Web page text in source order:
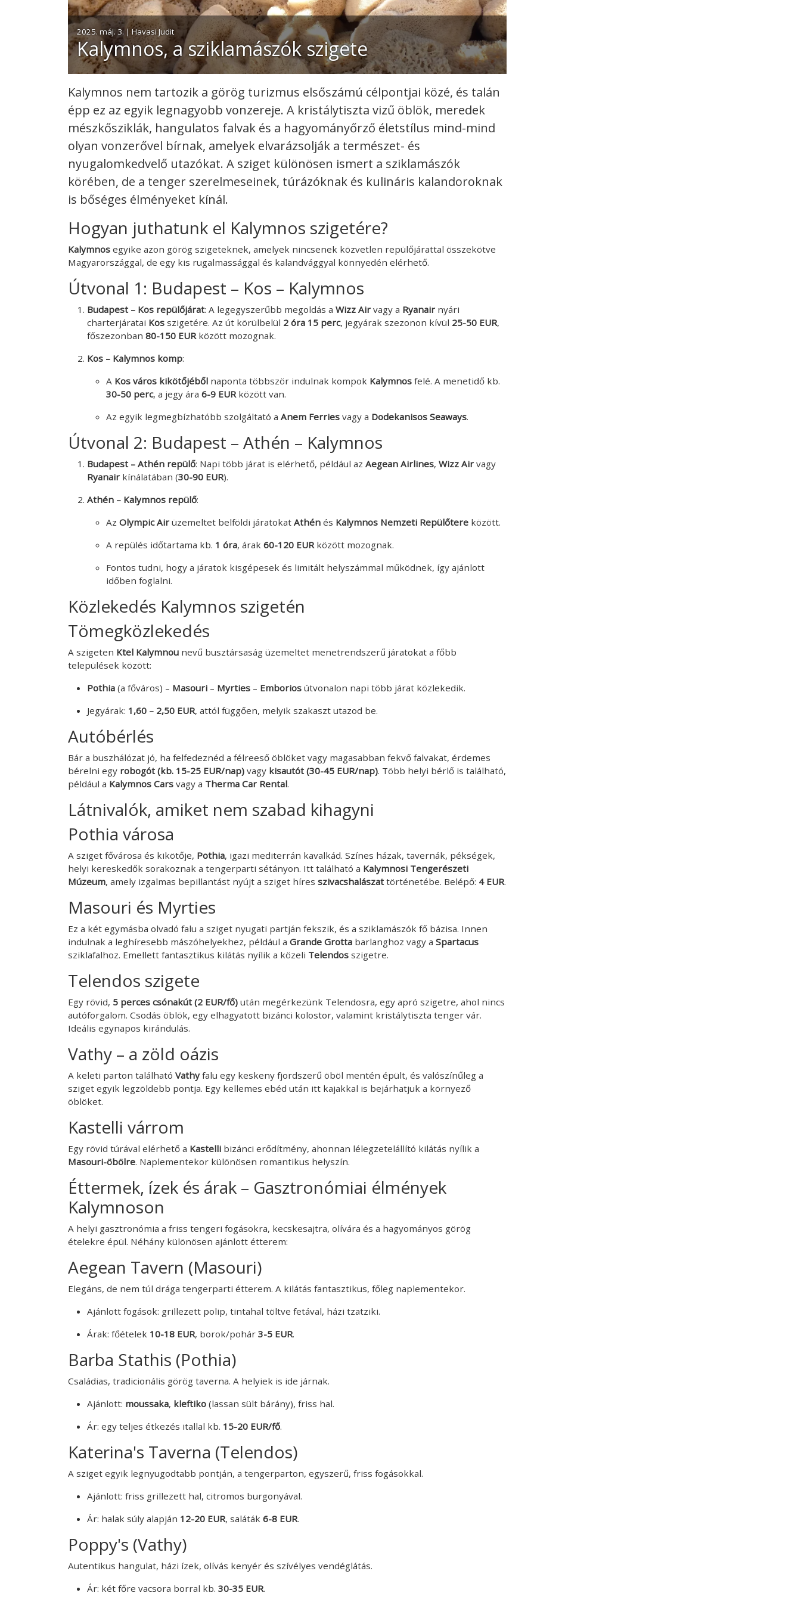
2025. máj. 3. | Havasi Judit
Kalymnos, a sziklamászók szigete
Kalymnos nem tartozik a görög turizmus elsőszámú célpontjai közé, és talán
épp ez az egyik legnagyobb vonzereje. A kristálytiszta vizű öblök, meredek
mészkősziklák, hangulatos falvak és a hagyományőrző életstílus mind-mind
olyan vonzerővel bírnak, amelyek elvarázsolják a természet- és
nyugalomkedvelő utazókat. A sziget különösen ismert a sziklamászók
körében, de a tenger szerelmeseinek, túrázóknak és kulináris kalandoroknak
is bőséges élményeket kínál.
Hogyan juthatunk el Kalymnos szigetére?
Kalymnos egyike azon görög szigeteknek, amelyek nincsenek közvetlen repülőjárattal összekötve
Magyarországgal, de egy kis rugalmassággal és kalandvággyal könnyedén elérhető.
Útvonal 1: Budapest – Kos – Kalymnos
Budapest – Kos repülőjárat: A legegyszerűbb megoldás a Wizz Air vagy a Ryanair nyári
charterjáratai Kos szigetére. Az út körülbelül 2 óra 15 perc, jegyárak szezonon kívül 25-50 EUR,
főszezonban 80-150 EURközött mozognak.
Kos – Kalymnos komp:
A Kos város kikötőjéből naponta többször indulnak kompok Kalymnos felé. A menetidő kb.
30-50 perc, a jegy ára 6-9 EURközött van.
Az egyik legmegbízhatóbb szolgáltató a Anem Ferries vagy a Dodekanisos Seaways.
Útvonal 2: Budapest – Athén – Kalymnos
Budapest – Athén repülő: Napi több járat is elérhető, például az Aegean Airlines, Wizz Air vagy
Ryanair kínálatában (30-90 EUR).
Athén – Kalymnos repülő:
Az Olympic Air üzemeltet belföldi járatokat Athén és Kalymnos Nemzeti Repülőtere között.
A repülés időtartama kb. 1 óra, árak 60-120 EURközött mozognak.
Fontos tudni, hogy a járatok kisgépesek és limitált helyszámmal működnek, így ajánlott
időben foglalni.
Közlekedés Kalymnos szigetén
Tömegközlekedés
A szigeten Ktel Kalymnou nevű busztársaság üzemeltet menetrendszerű járatokat a főbb
települések között:
Pothia (a főváros) – Masouri – Myrties – Emborios útvonalon napi több járat közlekedik.
Jegyárak: 1,60 – 2,50 EUR, attól függően, melyik szakaszt utazod be.
Autóbérlés
Bár a buszhálózat jó, ha felfedeznéd a félreeső öblöket vagy magasabban fekvő falvakat, érdemes
bérelni egy robogót (kb. 15-25 EUR/nap) vagy kisautót (30-45 EUR/nap). Több helyi bérlő is található,
például a Kalymnos Cars vagy a Therma Car Rental.
Látnivalók, amiket nem szabad kihagyni
Pothia városa
A sziget fővárosa és kikötője, Pothia, igazi mediterrán kavalkád. Színes házak, tavernák, pékségek,
helyi kereskedők sorakoznak a tengerparti sétányon. Itt található a Kalymnosi Tengerészeti
Múzeum, amely izgalmas bepillantást nyújt a sziget híres szivacshalászat történetébe. Belépő: 4 EUR.
Masouri és Myrties
Ez a két egymásba olvadó falu a sziget nyugati partján fekszik, és a sziklamászók fő bázisa. Innen
indulnak a leghíresebb mászóhelyekhez, például a Grande Grotta barlanghoz vagy a Spartacus
sziklafalhoz. Emellett fantasztikus kilátás nyílik a közeli Telendos szigetre.
Telendos szigete
Egy rövid, 5 perces csónakút (2 EUR/fő) után megérkezünk Telendosra, egy apró szigetre, ahol nincs
autóforgalom. Csodás öblök, egy elhagyatott bizánci kolostor, valamint kristálytiszta tenger vár.
Ideális egynapos kirándulás.
Vathy – a zöld oázis
A keleti parton található Vathyfalu egy keskeny fjordszerű öböl mentén épült, és valószínűleg a
sziget egyik legzöldebb pontja. Egy kellemes ebéd után itt kajakkal is bejárhatjuk a környező
öblöket.
Kastelli várrom
Egy rövid túrával elérhető a Kastelli bizánci erődítmény, ahonnan lélegzetelállító kilátás nyílik a
Masouri-öbölre. Naplementekor különösen romantikus helyszín.
Éttermek, ízek és árak – Gasztronómiai élmények
Kalymnoson
A helyi gasztronómia a friss tengeri fogásokra, kecskesajtra, olívára és a hagyományos görög
ételekre épül. Néhány különösen ajánlott étterem:
Aegean Tavern (Masouri)
Elegáns, de nem túl drága tengerparti étterem. A kilátás fantasztikus, főleg naplementekor.
Ajánlott fogások: grillezett polip, tintahal töltve fetával, házi tzatziki.
Árak: főételek 10-18 EUR, borok/pohár 3-5 EUR.
Barba Stathis (Pothia)
Családias, tradicionális görög taverna. A helyiek is ide járnak.
Ajánlott: moussaka, kleftiko (lassan sült bárány), friss hal.
Ár: egy teljes étkezés itallal kb. 15-20 EUR/fő.
Katerina's Taverna (Telendos)
A sziget egyik legnyugodtabb pontján, a tengerparton, egyszerű, friss fogásokkal.
Ajánlott: friss grillezett hal, citromos burgonyával.
Ár: halak súly alapján 12-20 EUR, saláták 6-8 EUR.
Poppy's (Vathy)
Autentikus hangulat, házi ízek, olívás kenyér és szívélyes vendéglátás.
Ár: két főre vacsora borral kb. 30-35 EUR.